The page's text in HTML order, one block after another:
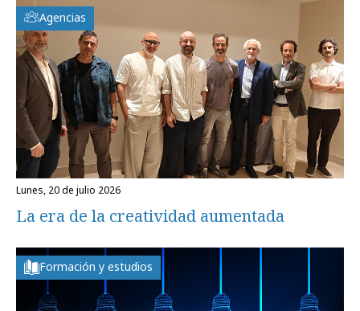
Agencias
lunes, 20 de julio 2026
La era de la creatividad aumentada
Formación y estudios